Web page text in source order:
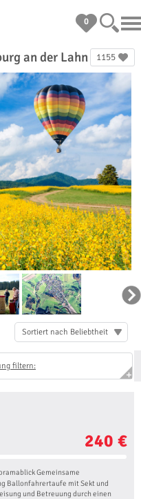
0
an der Lahn 1155
Sortiert nach Beliebtheit
filtern:
240 €
Gemeinsame
Ballonfahrertaufe mit Sekt und
und Betreuung durch einen